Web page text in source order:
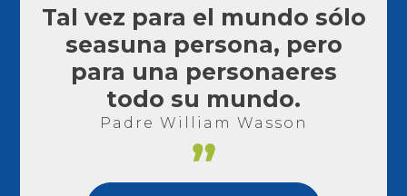
Tal vez para el mundo sólo
seasuna persona, pero
para una personaeres
todo su mundo.
Padre William Wasson